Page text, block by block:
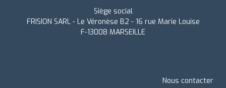
Siège social
FRISION SARL - Le Véronèse B2 - 16 rue Marie Louise
F-13008 MARSEILLE
Nous contacter